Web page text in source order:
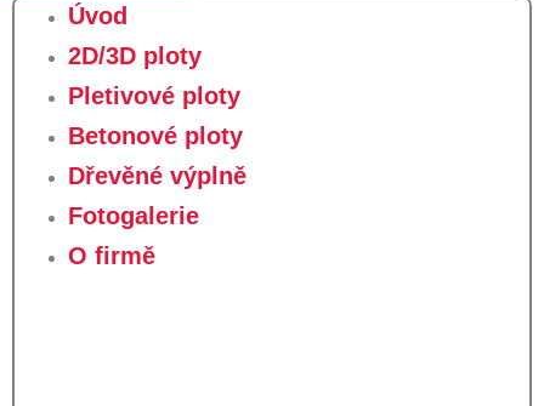
Úvod
2D/3D ploty
Pletivové ploty
Betonové ploty
Dřevěné výplně
Fotogalerie
O firmě